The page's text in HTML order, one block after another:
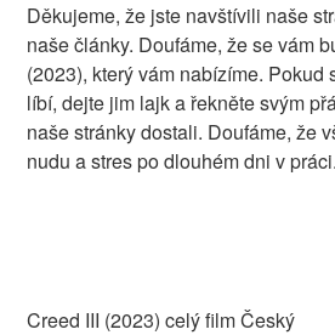
Děkujeme, že jste navštívili naše
naše články. Doufáme, že se vám
(2023), který vám nabízíme. Pokud
líbí, dejte jim lajk a řekněte svým
naše stránky dostali. Doufáme, že
nudu a stres po dlouhém dni v práci.
Creed III (2023) celý film Český